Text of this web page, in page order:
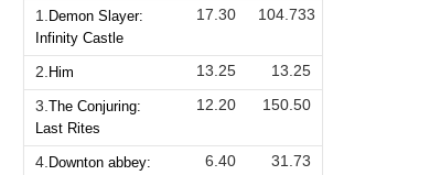
1. Demon Slayer:
Infinity Castle
17.30 104.733
2. Him 13.25
13.25
3. The Conjuring:
Last Rites
12.20 150.50
4. Downton abbey: 6.40 31.73